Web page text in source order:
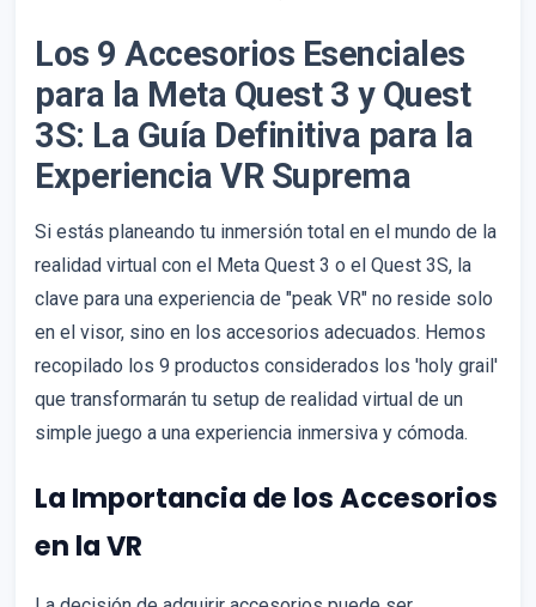
Los 9 Accesorios Esenciales
para la Meta Quest 3 y Quest
3S: La Guía Definitiva para la
Experiencia VR Suprema
Si estás planeando tu inmersión total en el mundo de la
realidad virtual con el Meta Quest 3 o el Quest 3S, la
clave para una experiencia de "peak VR" no reside solo
en el visor, sino en los accesorios adecuados. Hemos
recopilado los 9 productos considerados los 'holy grail'
que transformarán tu setup de realidad virtual de un
simple juego a una experiencia inmersiva y cómoda.
La Importancia de los Accesorios
en la VR